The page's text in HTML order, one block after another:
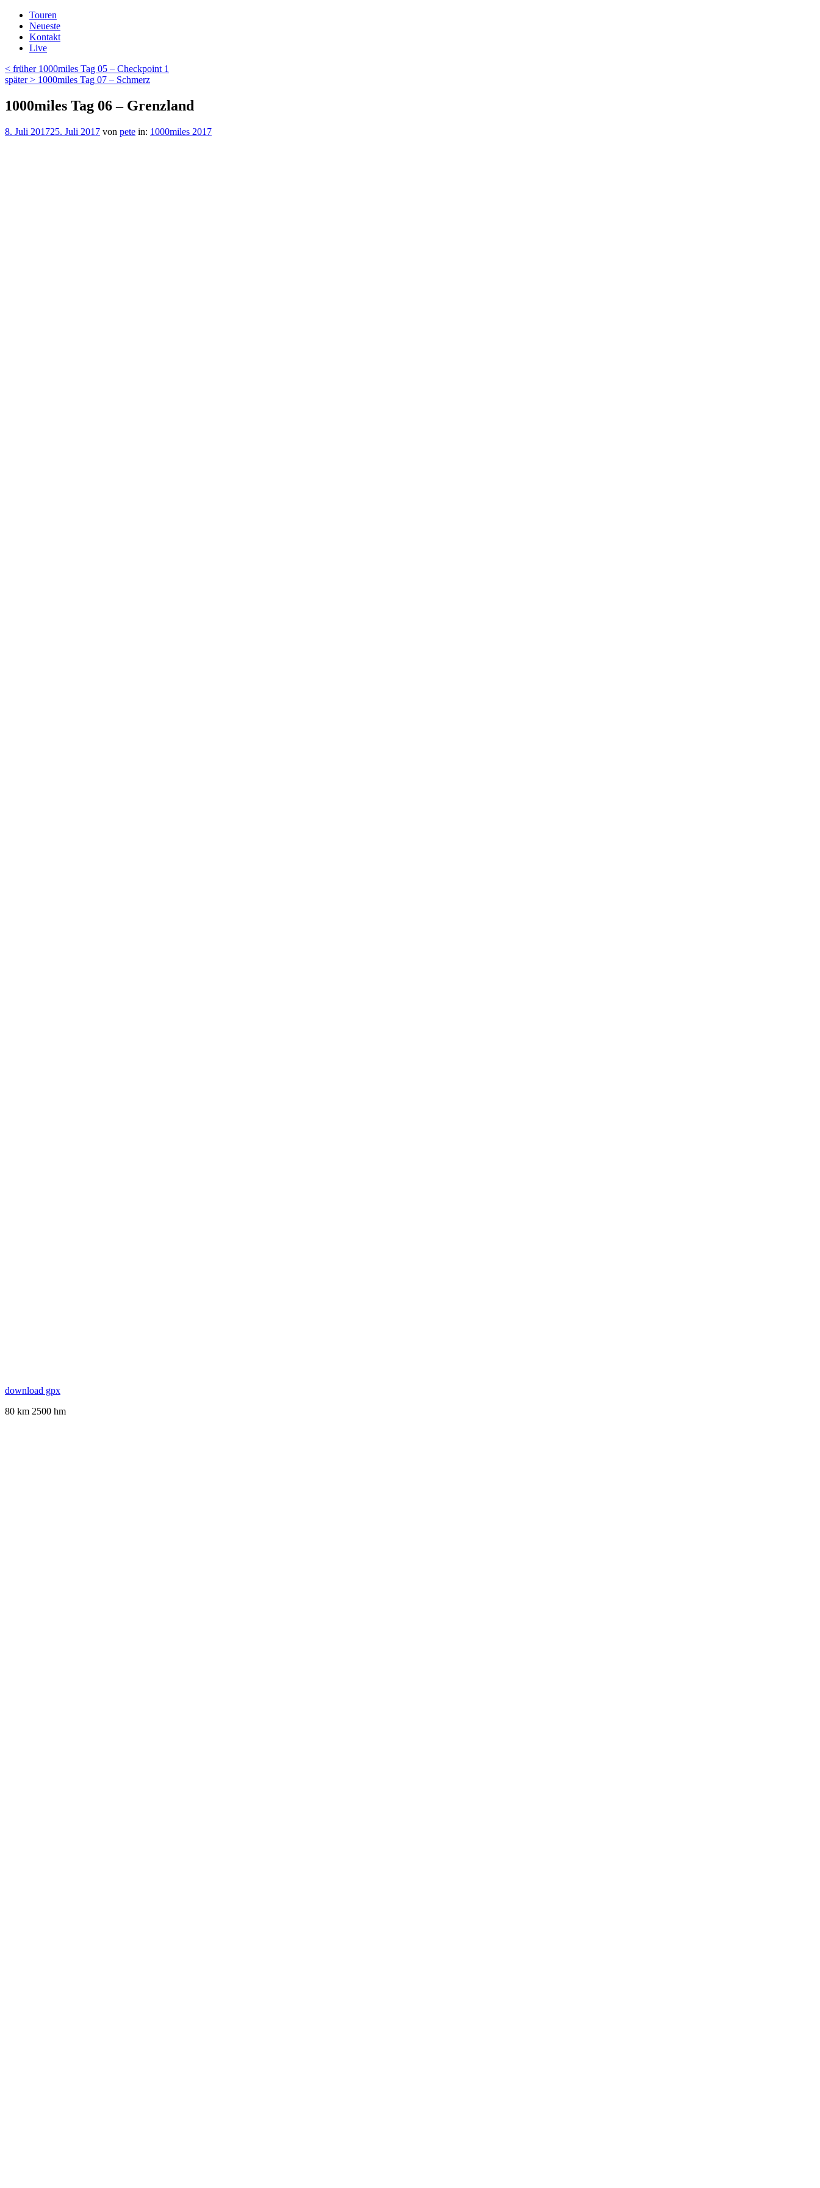
Zum
Inhalt
springen
Touren
Neueste
Kontakt
Live
Beitragsnavigation
Vorheriger
Beitrag
< früher 1000miles Tag 05 – Checkpoint 1
Nächster
später > 1000miles Tag 07 – Schmerz
1000miles Tag 06 – Grenzland
Veröffentlicht
8. Juli 201725. Juli 2017 von pete in: 1000miles 2017
download gpx
80 km 2500 hm